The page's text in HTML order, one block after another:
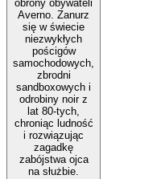
obrony obywateli
Averno. Zanurz
się w świecie
niezwykłych
pościgów
samochodowych,
zbrodni
sandboxowych i
odrobiny noir z
lat 80-tych,
chroniąc ludność
i rozwiązując
zagadkę
zabójstwa ojca
na służbie.